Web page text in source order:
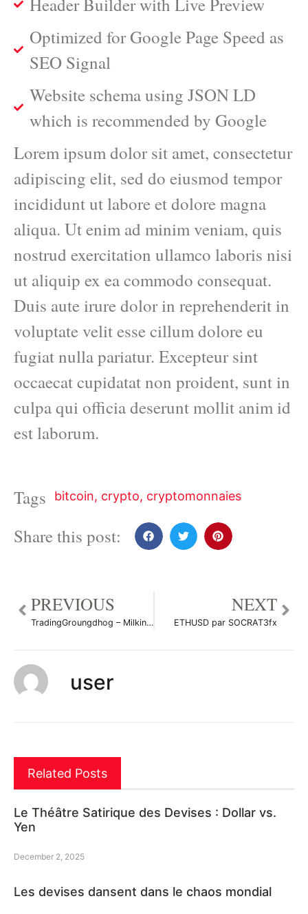
Optimized for Google Page Speed as
SEO Signal
Website schema using JSON LD
which is recommended by Google
Lorem ipsum dolor sit amet, consectetur
adipiscing elit, sed do eiusmod tempor
incididunt ut labore et dolore magna
aliqua. Ut enim ad minim veniam, quis
nostrud exercitation ullamco laboris nisi
ut aliquip ex ea commodo consequat.
Duis aute irure dolor in reprehenderit in
voluptate velit esse cillum dolore eu
fugiat nulla pariatur. Excepteur sint
occaecat cupidatat non proident, sunt in
culpa qui officia deserunt mollit anim id
est laborum.
Tags bitcoin, crypto, cryptomonnaies
Share this post:
PREVIOUS
TradingGroungdhog – Milking FOMO Strategy par TradingGroundhog
NEXT
ETHUSD par SOCRAT3fx
user
Related Posts
Le Théâtre Satirique des Devises : Dollar vs.
Yen
December 2, 2025
Les devises dansent dans le chaos mondial